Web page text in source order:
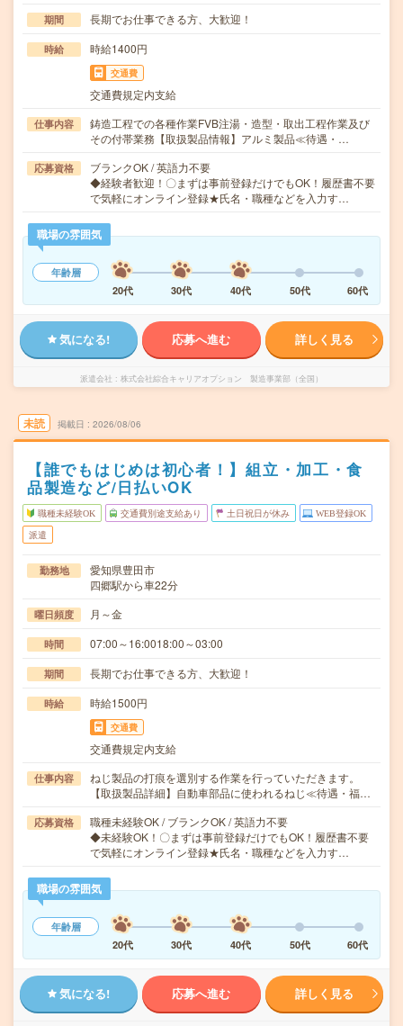
期間 長期でお仕事できる方、大歓迎！
時給 時給1400円
交通費
交通費規定内支給
仕事内容
鋳造工程での各種作業FVB注湯・造型・取出工程作業及び
その付帯業務【取扱製品情報】アルミ製品≪待遇・…
応募資格
ブランクOK / 英語力不要
◆経験者歓迎！〇まずは事前登録だけでもOK！履歴書不要
で気軽にオンライン登録★氏名・職種などを入力す…
職場の雰囲気
年齢層
20代
30代 40代 50代 60代
気になる! 応募へ進む 詳しく見る
派遣会社 株式会社綜合キャリアオプション 製造事業部（全国）
未読 掲載日 2026/08/06
【誰でもはじめは初心者！】組立・加工・食
品製造など/日払いOK
職種未経験OK 交通費別途支給あり 土日祝日が休み WEB登録OK
派遣
勤務地
愛知県豊田市
四郷駅から車22分
曜日頻度 月～金
時間 07:00～16:0018:00～03:00
期間 長期でお仕事できる方、大歓迎！
時給 時給1500円
交通費
交通費規定内支給
仕事内容
ねじ製品の打痕を選別する作業を行っていただきます。
【取扱製品詳細】自動車部品に使われるねじ≪待遇・福…
応募資格
職種未経験OK / ブランクOK / 英語力不要
◆未経験OK！〇まずは事前登録だけでもOK！履歴書不要
で気軽にオンライン登録★氏名・職種などを入力す…
職場の雰囲気
年齢層
20代
30代 40代 50代 60代
気になる! 応募へ進む 詳しく見る